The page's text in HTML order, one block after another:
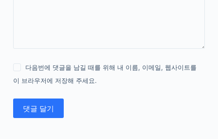
다음번에 댓글을 남길 때를 위해 내 이름, 이메일, 웹사이트를
이 브라우저에 저장해 주세요.
댓글 달기